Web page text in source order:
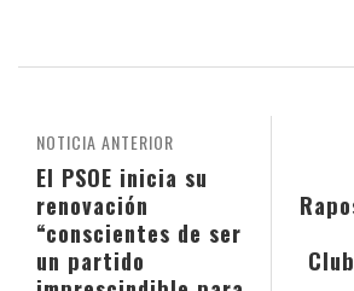
NOTICIA ANTERIOR
El PSOE inicia su
renovación
“conscientes de ser
un partido